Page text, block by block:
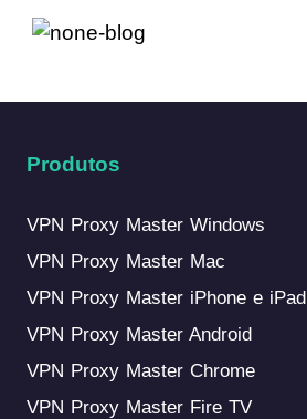
Produtos
VPN Proxy Master Windows
VPN Proxy Master Mac
VPN Proxy Master iPhone e iPad
VPN Proxy Master Android
VPN Proxy Master Chrome
VPN Proxy Master Fire TV